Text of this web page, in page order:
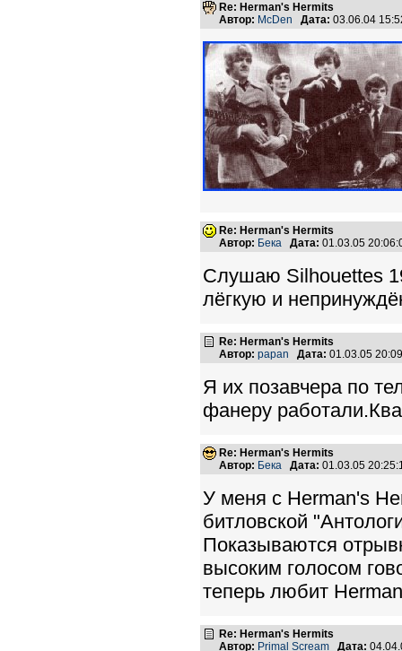
Re: Herman's Hermits
Автор: McDen Дата: 03.06.04
Re: Herman's Hermits
Автор: Бека Дата: 01.03.05
Слушаю Silhouettes
лёгкую и
Re: Herman's Hermits
Автор: papan Дата: 01.03.05
Я их позавчера по
фанеру
Re: Herman's Hermits
Автор: Бека Дата: 01.03.05
У меня с Herman's
битловской
Показываются
высоким голосом
теперь любит
Re: Herman's Hermits
Автор: Primal Scream Дата: